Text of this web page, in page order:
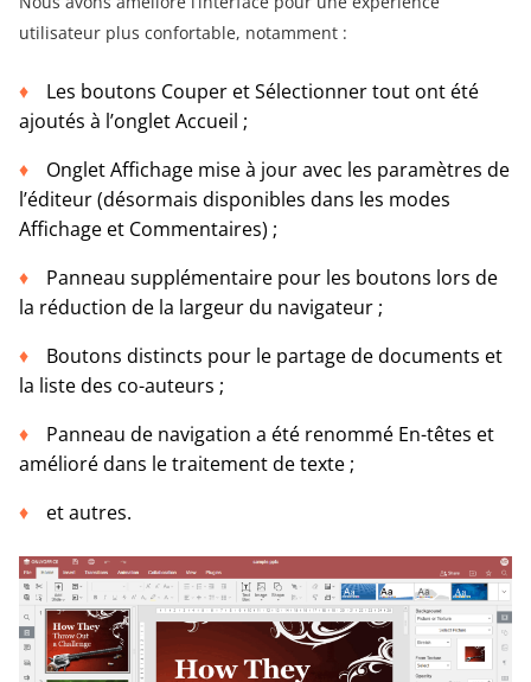
utilisateur plus confortable, notamment :
Les boutons Couper et Sélectionner tout ont été
ajoutés à l’onglet Accueil ;
Onglet Affichage mise à jour avec les paramètres de
l’éditeur (désormais disponibles dans les modes
Affichage et Commentaires) ;
Panneau supplémentaire pour les boutons lors de
la réduction de la largeur du navigateur ;
Boutons distincts pour le partage de documents et
la liste des co-auteurs ;
Panneau de navigation a été renommé En-têtes et
amélioré dans le traitement de texte ;
et autres.